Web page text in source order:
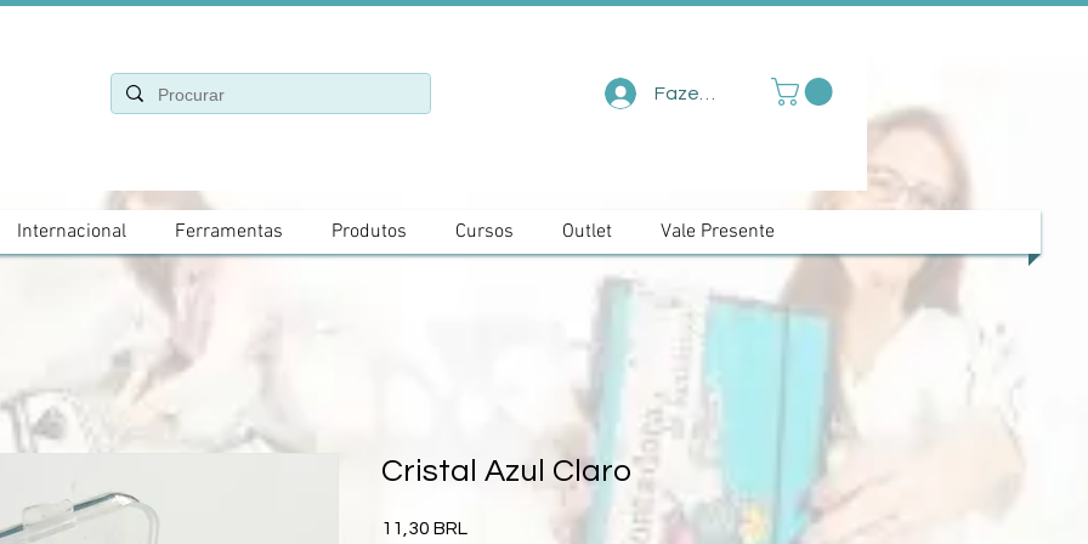
Fazer login
Internacional Ferramentas Produtos Cursos Outlet Vale Presente
Cristal Azul Claro
11,30 BRL